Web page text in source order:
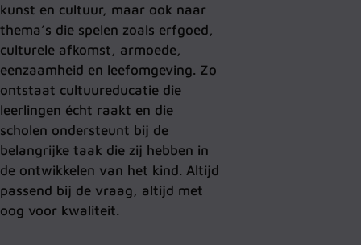
kunst en cultuur, maar ook naar
thema’s die spelen zoals erfgoed,
culturele afkomst, armoede,
eenzaamheid en leefomgeving. Zo
ontstaat cultuureducatie die
leerlingen écht raakt en die
scholen ondersteunt bij de
belangrijke taak die zij hebben in
de ontwikkelen van het kind. Altijd
passend bij de vraag, altijd met
oog voor kwaliteit.